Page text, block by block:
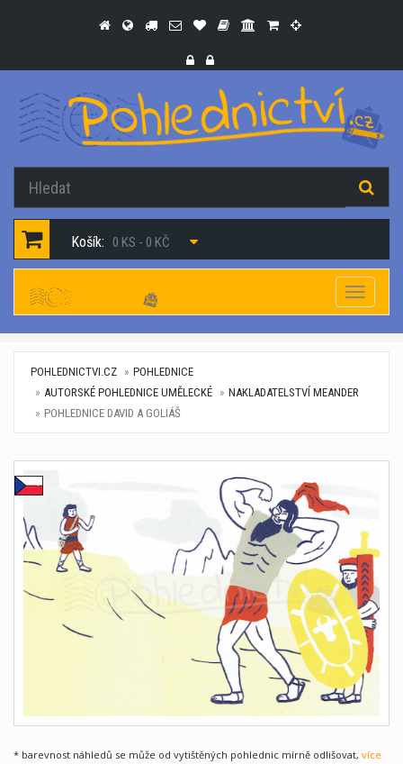
Košík: 0 KS - 0 KČ
POHLEDNICTVI.CZ
POHLEDNICE
AUTORSKÉ POHLEDNICE UMĚLECKÉ
NAKLADATELSTVÍ MEANDER
POHLEDNICE DAVID A GOLIÁŠ
* barevnost náhledů se může od vytištěných pohlednic mírně odlišovat, více